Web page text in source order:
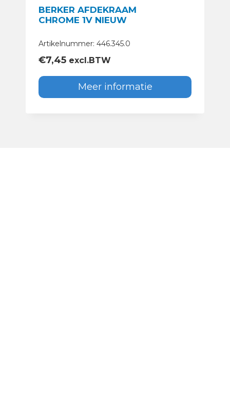
BERKER AFDEKRAAM
CHROME 1V NIEUW
Artikelnummer: 446.345.0
€7,45 excl.BTW
Meer informatie